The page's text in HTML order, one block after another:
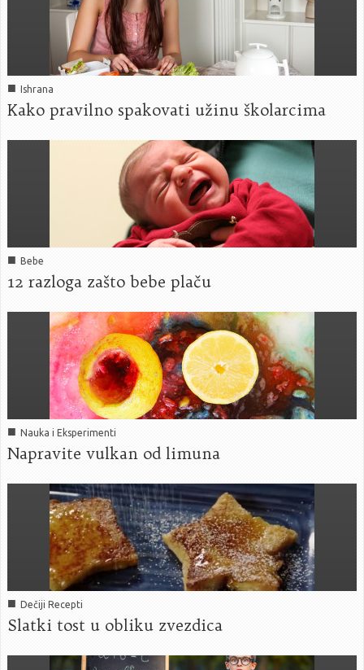
■ Ishrana
Kako pravilno spakovati užinu školarcima
■ Bebe
12 razloga zašto bebe plaču
■ Nauka i Eksperimenti
Napravite vulkan od limuna
■ Dečiji Recepti
Slatki tost u obliku zvezdica